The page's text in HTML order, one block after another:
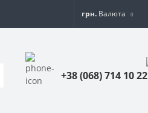
грн. Валюта
+38 (068) 714 10 22